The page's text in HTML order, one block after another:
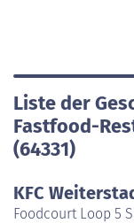
Liste der
Fastfood-
(64331)
KFC
Foodcourt Loop 5